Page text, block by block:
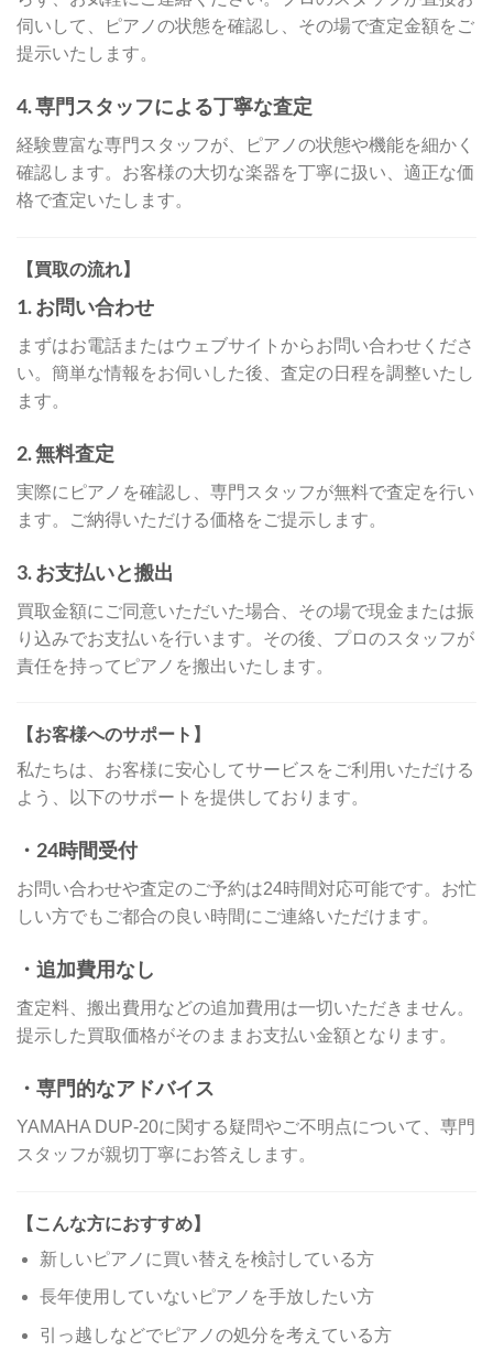
伺いして、ピアノの状態を確認し、その場で査定金額をご
提示いたします。
4.専門スタッフによる丁寧な査定
経験豊富な専門スタッフが、ピアノの状態や機能を細かく
確認します。お客様の大切な楽器を丁寧に扱い、適正な価
格で査定いたします。
【買取の流れ】
1.お問い合わせ
まずはお電話またはウェブサイトからお問い合わせくださ
い。簡単な情報をお伺いした後、査定の日程を調整いたし
ます。
2.無料査定
実際にピアノを確認し、専門スタッフが無料で査定を行い
ます。ご納得いただける価格をご提示します。
3.お支払いと搬出
買取金額にご同意いただいた場合、その場で現金または振
り込みでお支払いを行います。その後、プロのスタッフが
責任を持ってピアノを搬出いたします。
【お客様へのサポート】
私たちは、お客様に安心してサービスをご利用いただける
よう、以下のサポートを提供しております。
・24時間受付
お問い合わせや査定のご予約は24時間対応可能です。お忙
しい方でもご都合の良い時間にご連絡いただけます。
・追加費用なし
査定料、搬出費用などの追加費用は一切いただきません。
提示した買取価格がそのままお支払い金額となります。
・専門的なアドバイス
YAMAHA DUP-20に関する疑問やご不明点について、専門
スタッフが親切丁寧にお答えします。
【こんな方におすすめ】
新しいピアノに買い替えを検討している方
長年使用していないピアノを手放したい方
引っ越しなどでピアノの処分を考えている方